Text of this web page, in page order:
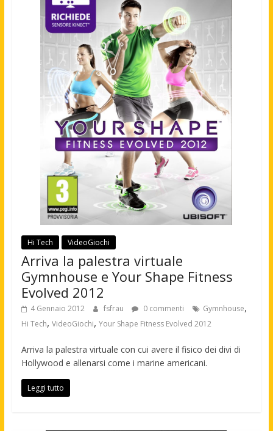
Hi Tech VideoGiochi
Arriva la palestra virtuale
Gymnhouse e Your Shape Fitness
Evolved 2012
4 Gennaio 2012 fsfrau 0 commenti Gymnhouse,
Hi Tech, VideoGiochi, Your Shape Fitness Evolved 2012
Arriva la palestra virtuale con cui avere il fisico dei divi di
Hollywood e allenarsi come i marine americani.
Leggi tutto